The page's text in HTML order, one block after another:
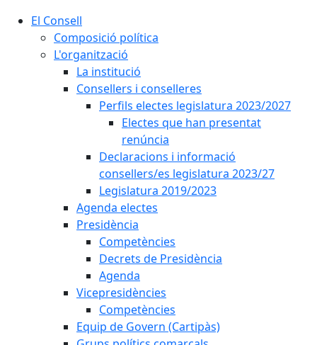
El Consell
Composició política
L'organització
La institució
Consellers i conselleres
Perfils electes legislatura 2023/2027
Electes que han presentat
renúncia
Declaracions i informació
consellers/es legislatura 2023/27
Legislatura 2019/2023
Agenda electes
Presidència
Competències
Decrets de Presidència
Agenda
Vicepresidències
Competències
Equip de Govern (Cartipàs)